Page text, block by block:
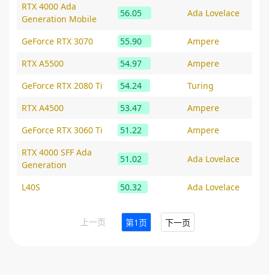
RTX 4000 Ada
Generation Mobile
56.05 Ada Lovelace
GeForce RTX 3070 55.90
Ampere
RTX A5500
54.97
Ampere
GeForce RTX 2080 Ti
54.24
Turing
RTX A4500
53.47
Ampere
GeForce RTX 3060 Ti
51.22
Ampere
RTX 4000 SFF Ada
Generation
51.02 Ada Lovelace
L40S 50.32 Ada Lovelace
上一页 第1页 下一页